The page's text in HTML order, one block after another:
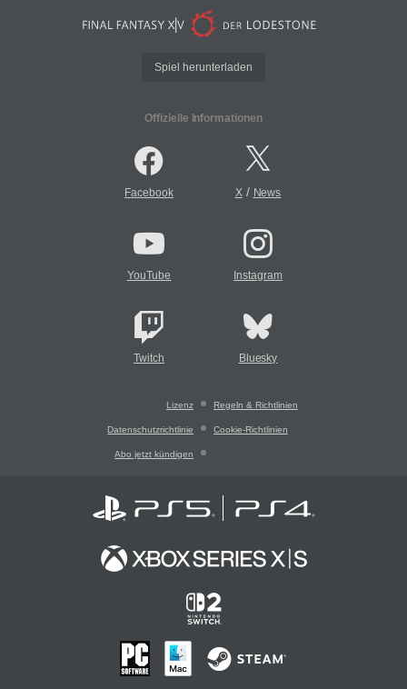
Spiel herunterladen
Offizielle Informationen
Facebook X/ News
YouTube Instagram
Twitch Bluesky
Lizenz Regeln & Richtlinien
Datenschutzrichtlinie Cookie-Richtlinien
Abo jetzt kündigen